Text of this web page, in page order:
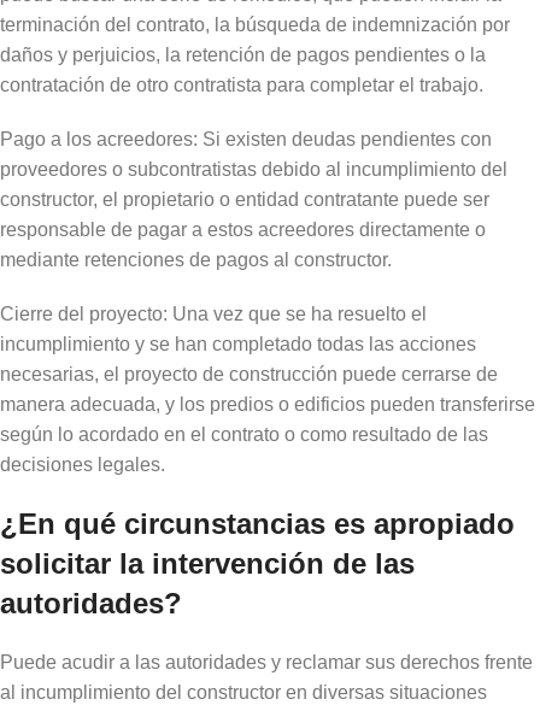
terminación del contrato, la búsqueda de indemnización por
daños y perjuicios, la retención de pagos pendientes o la
contratación de otro contratista para completar el trabajo.
Pago a los acreedores: Si existen deudas pendientes con
proveedores o subcontratistas debido al incumplimiento del
constructor, el propietario o entidad contratante puede ser
responsable de pagar a estos acreedores directamente o
mediante retenciones de pagos al constructor.
Cierre del proyecto: Una vez que se ha resuelto el
incumplimiento y se han completado todas las acciones
necesarias, el proyecto de construcción puede cerrarse de
manera adecuada, y los predios o edificios pueden transferirse
según lo acordado en el contrato o como resultado de las
decisiones legales.
¿En qué circunstancias es apropiado
solicitar la intervención de las
autoridades?
Puede acudir a las autoridades y reclamar sus derechos frente
al incumplimiento del constructor en diversas situaciones